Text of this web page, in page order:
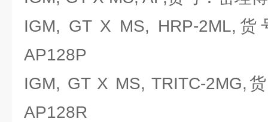
IGM, GT X MS, HRP-2ML,
AP128P
IGM, GT X MS, TRITC-2MG,
AP128R